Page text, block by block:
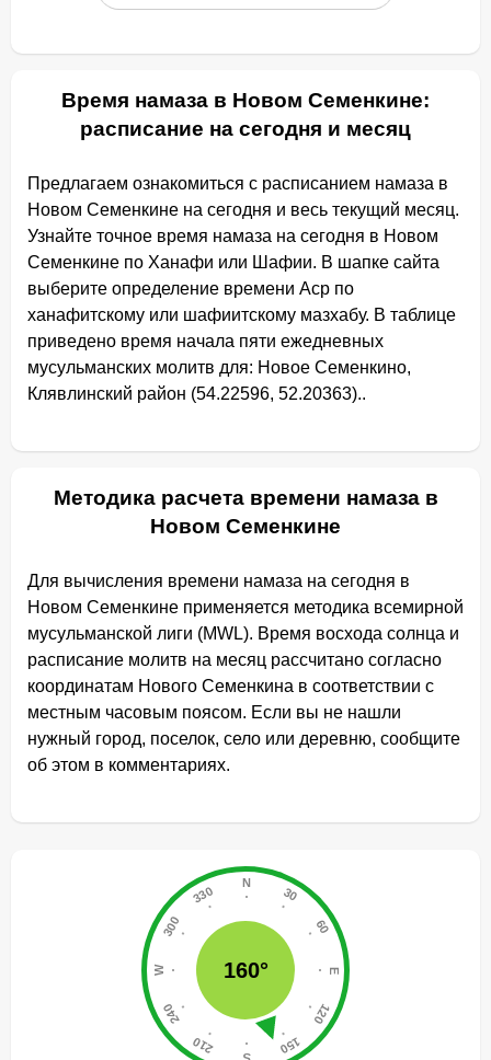
Время намаза в Новом Семенкине:
расписание на сегодня и месяц
Предлагаем ознакомиться с расписанием намаза в
Новом Семенкине на сегодня и весь текущий месяц.
Узнайте точное время намаза на сегодня в Новом
Семенкине по Ханафи или Шафии. В шапке сайта
выберите определение времени Аср по
ханафитскому или шафиитскому мазхабу. В таблице
приведено время начала пяти ежедневных
мусульманских молитв для: Новое Семенкино,
Клявлинский район (54.22596, 52.20363)..
Методика расчета времени намаза в
Новом Семенкине
Для вычисления времени намаза на сегодня в
Новом Семенкине применяется методика всемирной
мусульманской лиги (MWL). Время восхода солнца и
расписание молитв на месяц рассчитано согласно
координатам Нового Семенкина в соответствии с
местным часовым поясом. Если вы не нашли
нужный город, поселок, село или деревню, сообщите
об этом в комментариях.
160°